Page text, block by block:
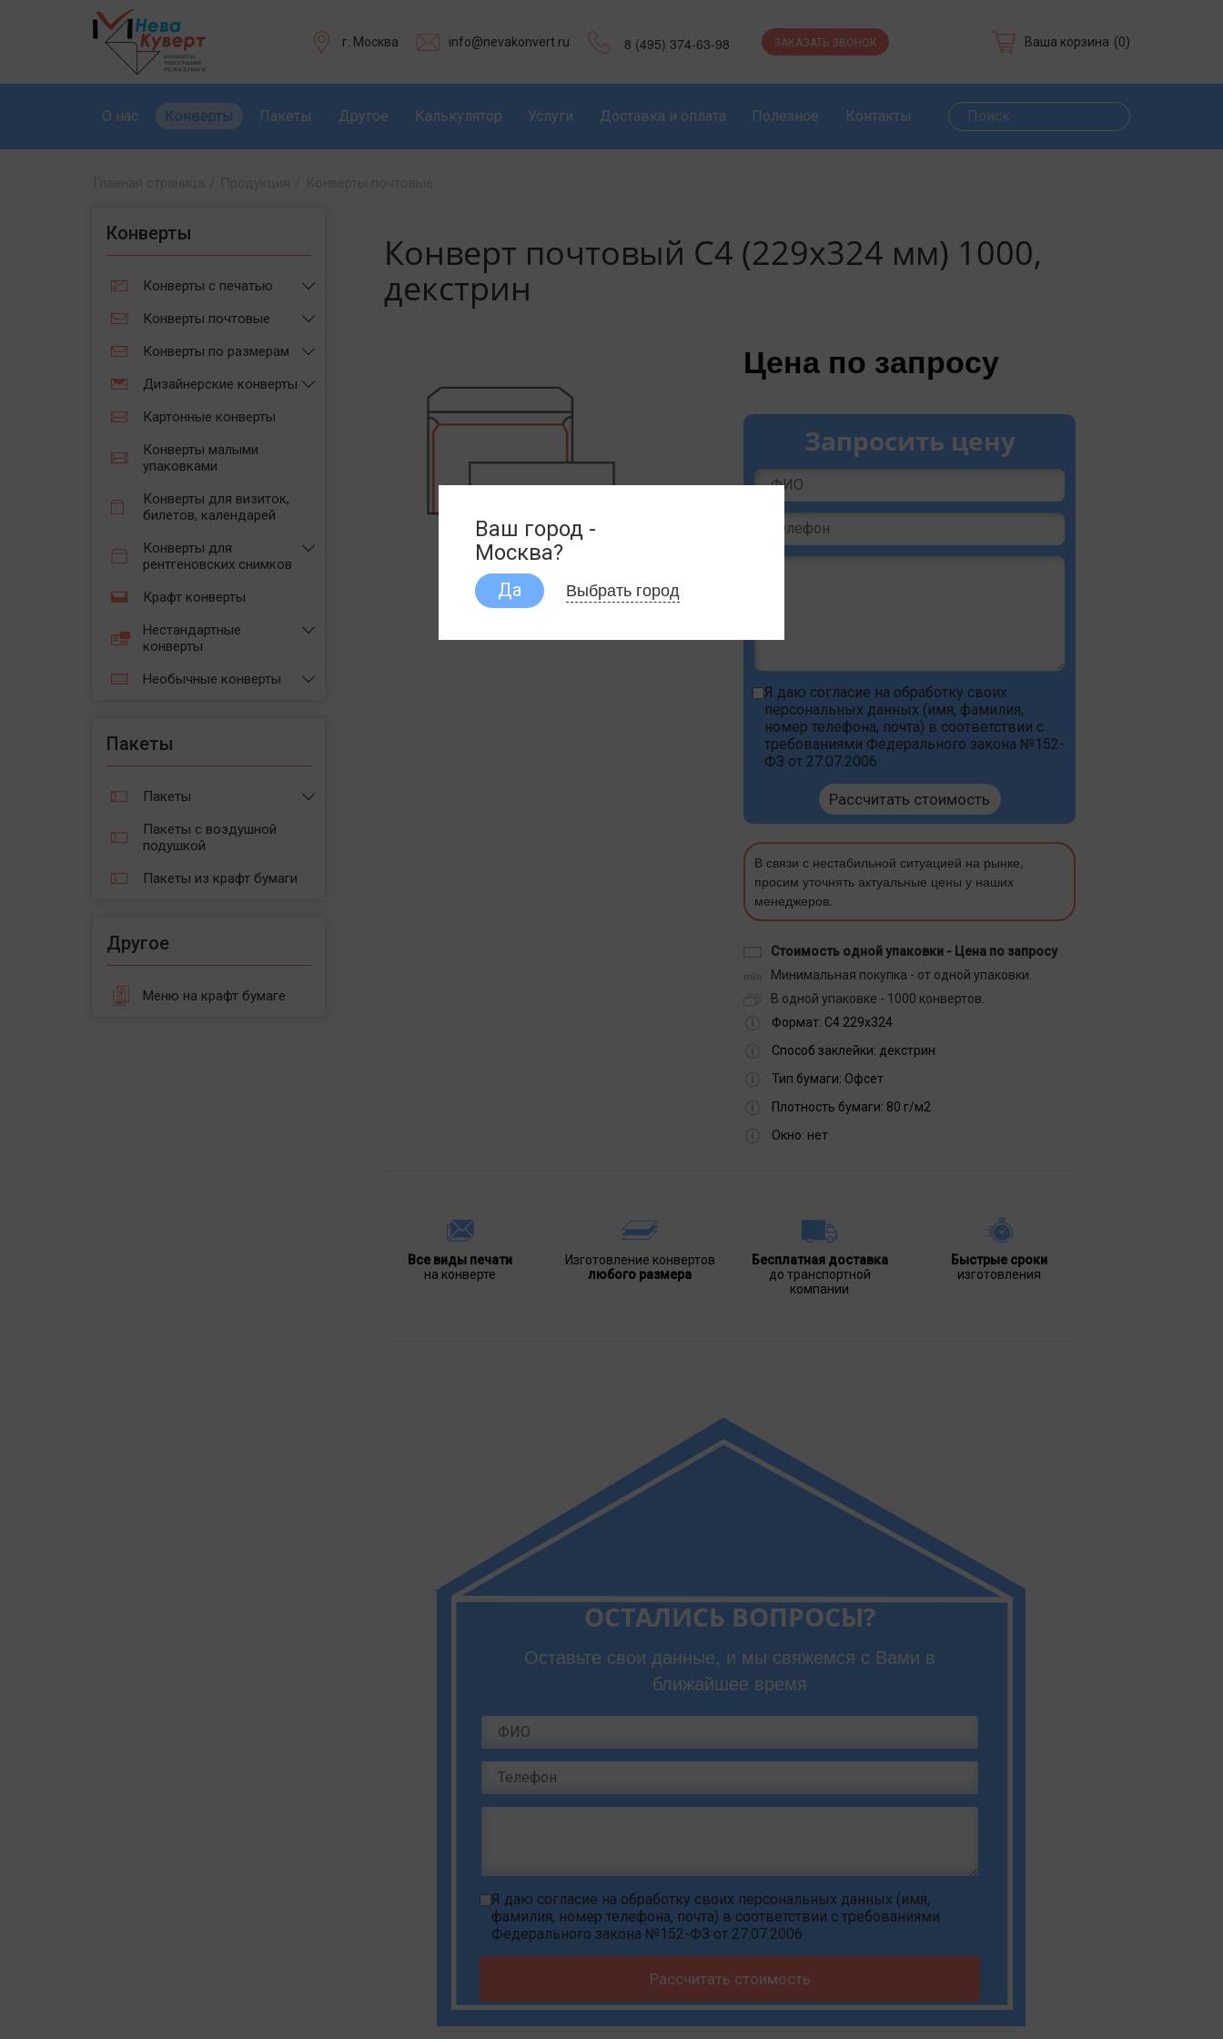
г. Москва info@nevakonvert.ru 8 (495) 374-63-98 ЗАКАЗАТЬ ЗВОНОК Ваша корзина (0)
О нас Конверты Пакеты Другое Калькулятор Услуги Доставка и оплата Полезное Контакты
Конверты
Конверты с печатью
Конверты почтовые
Конверты по размерам
Дизайнерские конверты
Картонные конверты
Конверты малыми
упаковками
Конверты для визиток,
билетов, календарей
Конверты для
рентгеновских снимков
Крафт конверты
Нестандартные
конверты
Необычные конверты
Пакеты
Пакеты
Пакеты с воздушной
подушкой
Пакеты из крафт бумаги
Другое
Меню на крафт бумаге
Конверт почтовый С4 (229х324 мм) 1000,
декстрин
Цена по запросу
Запросить цену
Я даю согласие на обработку своих
персональных данных (имя, фамилия,
номер телефона, почта) в соответствии с
требованиями Федерального закона №152-
ФЗ от 27.07.2006
Рассчитать стоимость
В связи с нестабильной ситуацией на рынке,
просим уточнять актуальные цены у наших
менеджеров.
Стоимость одной упаковки - Цена по запросу
Минимальная покупка - от одной упаковки.
В одной упаковке - 1000 конвертов.
Формат: С4 229х324
Способ заклейки: декстрин
Тип бумаги: Офсет
Плотность бумаги: 80 г/м2
Окно: нет
Все виды печати
на конверте
Изготовление конвертов
любого размера
Бесплатная доставка
до транспортной
компании
Быстрые сроки
изготовления
ОСТАЛИСЬ ВОПРОСЫ?
Оставьте свои данные, и мы свяжемся с Вами в
ближайшее время
Я даю согласие на обработку своих персональных данных (имя,
фамилия, номер телефона, почта) в соответствии с требованиями
Федерального закона №152-ФЗ от 27.07.2006
Рассчитать стоимость
Ваш город -
Москва?
Да Выбрать город